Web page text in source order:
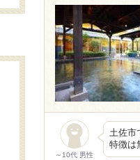
～10代 男性
土佐市
特徴は